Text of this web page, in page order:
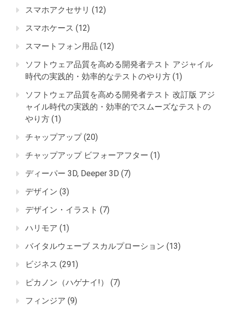
スマホアクセサリ (12)
スマホケース (12)
スマートフォン用品 (12)
ソフトウェア品質を高める開発者テスト アジャイル
時代の実践的・効率的なテストのやり方 (1)
ソフトウェア品質を高める開発者テスト 改訂版 アジ
ャイル時代の実践的・効率的でスムーズなテストの
やり方 (1)
チャップアップ(20)
チャップアップ ビフォーアフター (1)
ディーパー 3D, Deeper 3D (7)
デザイン (3)
デザイン・イラスト (7)
ハリモア (1)
バイタルウェーブ スカルプローション (13)
ビジネス (291)
ピカノン（ハゲナイ!）
(7)
フィンジア (9)